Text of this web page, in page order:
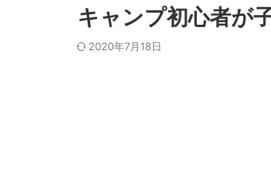
キャンプ初心者が
2020年7月18日